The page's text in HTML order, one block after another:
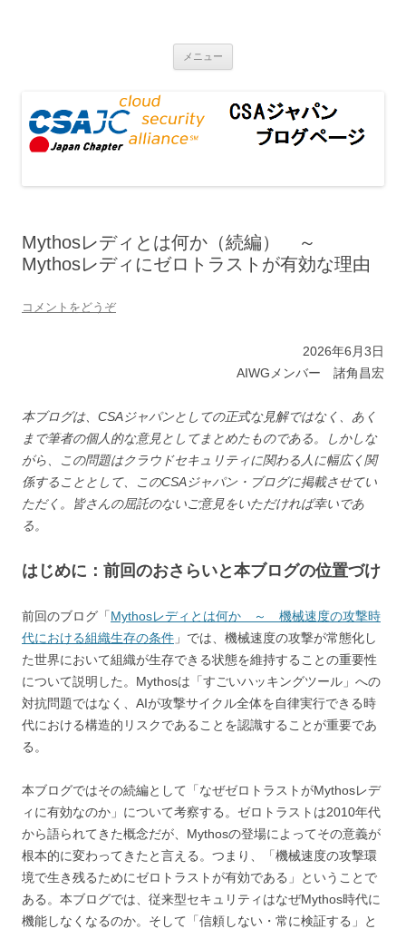
メニュー
Mythosレディとは何か（続編） ～
Mythosレディにゼロトラストが有効な理由
コメントをどうぞ
2026年6月3日
AIWGメンバー 諸角昌宏
本ブログは、CSAジャパンとしての正式な見解ではなく、あく
まで筆者の個人的な意見としてまとめたものである。しかしな
がら、この問題はクラウドセキュリティに関わる人に幅広く関
係することとして、このCSAジャパン・ブログに掲載させてい
ただく。皆さんの屈託のないご意見をいただければ幸いであ
る。
はじめに：前回のおさらいと本ブログの位置づけ
前回のブログ「Mythosレディとは何か ～ 機械速度の攻撃時
代における組織生存の条件 」では、機械速度の攻撃が常態化し
た世界において組織が生存できる状態を維持することの重要性
について説明した。Mythosは「すごいハッキングツール」への
対抗問題ではなく、AIが攻撃サイクル全体を自律実行できる時
代における構造的リスクであることを認識することが重要であ
る。
本ブログではその続編として「なぜゼロトラストがMythosレデ
ィに有効なのか」について考察する。ゼロトラストは2010年代
から語られてきた概念だが、Mythosの登場によってその意義が
根本的に変わってきたと言える。つまり、「機械速度の攻撃環
境で生き残るためにゼロトラストが有効である」ということで
ある。本ブログでは、従来型セキュリティはなぜMythos時代に
機能しなくなるのか。そして「信頼しない・常に検証する」と